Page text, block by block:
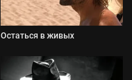
Остаться в живых